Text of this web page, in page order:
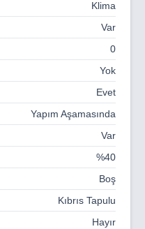
bahçeler, doğanın
ayrıcalıklı bir proje
yaşam için ideal bir
Klima
Var
0
Yok
Evet
Yapım Aşamasında
Var
%40
Boş
Kıbrıs Tapulu
Hayır